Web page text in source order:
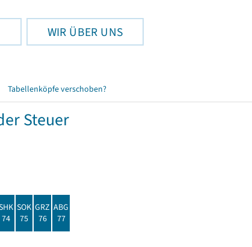
WIR ÜBER UNS
Tabellenköpfe verschoben?
Steuer
74
SOK
75
GRZ
76
ABG
77